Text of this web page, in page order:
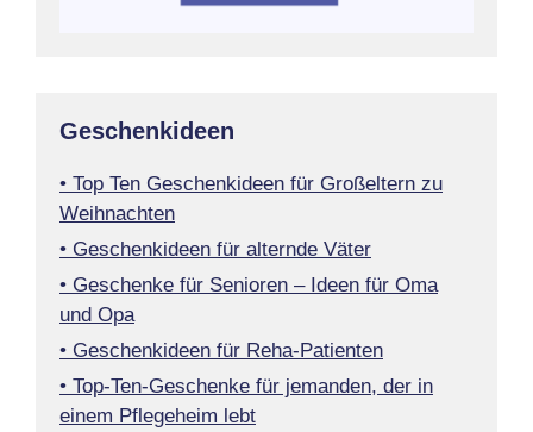
Geschenkideen
• Top Ten Geschenkideen für Großeltern zu
Weihnachten
• Geschenkideen für alternde Väter
• Geschenke für Senioren – Ideen für Oma
und Opa
• Geschenkideen für Reha-Patienten
• Top-Ten-Geschenke für jemanden, der in
einem Pflegeheim lebt